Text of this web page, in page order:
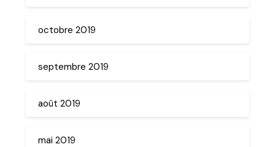
octobre 2019
septembre 2019
août 2019
mai 2019